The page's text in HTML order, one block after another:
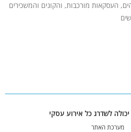
העסקאות מורכבות, והקונים והמשכירים
יכולה לשדרג כל אירוע עסקי
מערכת האתר